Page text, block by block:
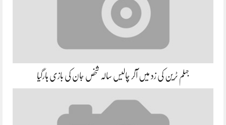
جہلم ٹرین کی زد میں آکر چالیس سالہ شخص جان کی بازی ہارگیا